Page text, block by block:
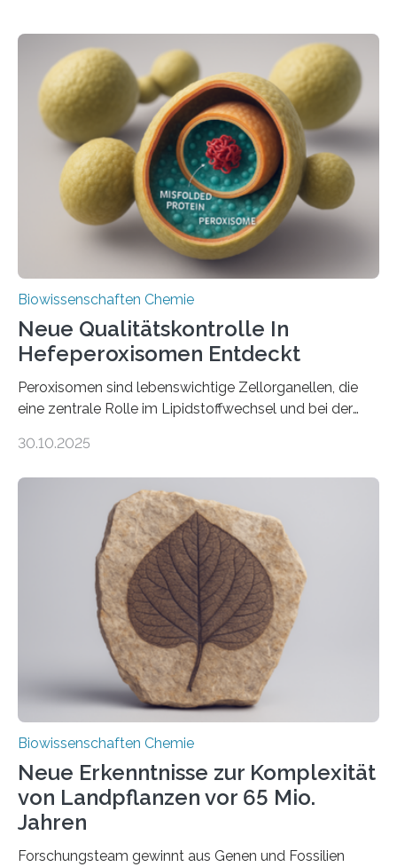
Biowissenschaften Chemie
Neue Qualitätskontrolle In
Hefeperoxisomen Entdeckt
Peroxisomen sind lebenswichtige Zellorganellen, die
eine zentrale Rolle im Lipidstoffwechsel und bei der
erfüllen können, müssen zahlreiche Enzyme präzise in
der Ruhr-Universität Bochum um Prof. Dr. Ralf Erdmann
und Dr. Ismaila Francis Yusuf hat nun einen bislang
unbekannten Qualitätskontrollmechanismus des
peroxisomalen Proteintransports in der Bäckerhefe
Saccharomyces cerevisiae entdeckt, der für die
Funktionsfähigkeit der Organellen entscheidend ist. Die
Studie wurde am 28. Oktober 2025 in der
Fachzeitschrift…
30.10.2025
Biowissenschaften Chemie
Neue Erkenntnisse zur Komplexität
von Landpflanzen vor 65 Mio.
Jahren
Forschungsteam gewinnt aus Genen und Fossilien